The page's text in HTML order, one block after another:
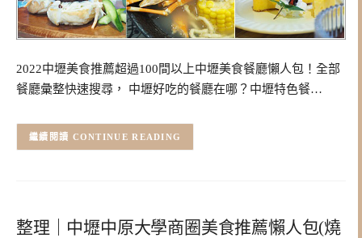
2022中壢美食推薦超過100間以上中壢美食餐廳懶人包！全部
餐廳彙整快速搜尋， 中壢好吃的餐廳在哪？中壢特色餐…
CONTINUE READING
整理｜中壢中原大學商圈美食推薦懶人包(燒